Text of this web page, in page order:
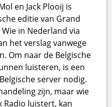
en Jack Plooij is
editie van Grand
in Nederland via
het verslag vanwege
Om naar de Belgische
luisteren, is een
server nodig.
zijn, maar wie
Radio luistert, kan